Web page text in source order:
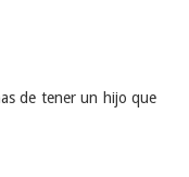
de tener un hijo que